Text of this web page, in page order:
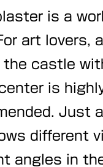
is a
art lovers,
the castle
is
Just
different
angles in